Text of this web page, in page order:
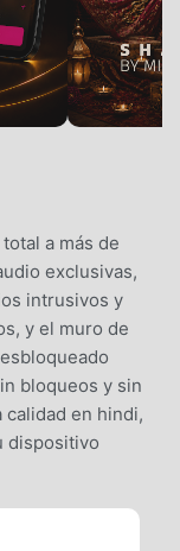
a más de
exclusivas,
intrusivos y
y el muro de
bloqueos y sin
en hindi,
dispositivo